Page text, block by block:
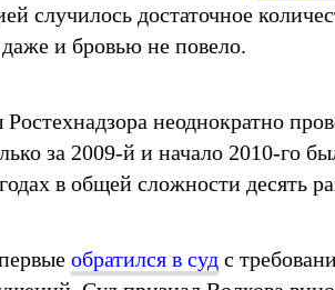
случилось достаточное
и бровью не повело.
Ростехнадзора неоднократно
за 2009-й и начало 2010-го
в общей сложности десять
обратился в суд с